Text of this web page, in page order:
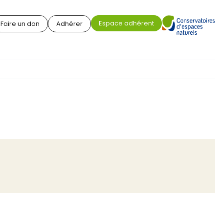
Faire un don Adhérer Espace adhérent